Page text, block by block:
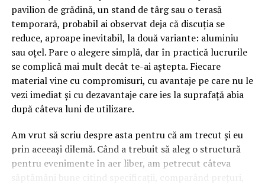
pavilion de grădină, un stand de târg sau o terasă
temporară, probabil ai observat deja că discuția se
reduce, aproape inevitabil, la două variante: aluminiu
sau oțel. Pare o alegere simplă, dar în practică lucrurile
se complică mai mult decât te-ai aștepta. Fiecare
material vine cu compromisuri, cu avantaje pe care nu le
vezi imediat și cu dezavantaje care ies la suprafață abia
după câteva luni de utilizare.
Am vrut să scriu despre asta pentru că am trecut și eu
prin aceeași dilemă. Când a trebuit să aleg o structură
pentru evenimente în aer liber, am petrecut câteva
săptămâni bune citind specificații, comparând prețuri,